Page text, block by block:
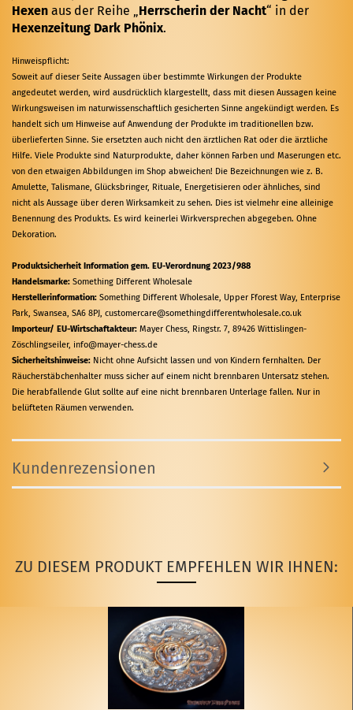
Hexen aus der Reihe „Herrscherin der Nacht“ in der
Hexenzeitung Dark Phönix.
Hinweispflicht:
Soweit auf dieser Seite Aussagen über bestimmte Wirkungen der Produkte
angedeutet werden, wird ausdrücklich klargestellt, dass mit diesen Aussagen keine
Wirkungsweisen im naturwissenschaftlich gesicherten Sinne angekündigt werden. Es
handelt sich um Hinweise auf Anwendung der Produkte im traditionellen bzw.
überlieferten Sinne. Sie ersetzten auch nicht den ärztlichen Rat oder die ärztliche
Hilfe. Viele Produkte sind Naturprodukte, daher können Farben und Maserungen etc.
von den etwaigen Abbildungen im Shop abweichen! Die Bezeichnungen wie z. B.
Amulette, Talismane, Glücksbringer, Rituale, Energetisieren oder ähnliches, sind
nicht als Aussage über deren Wirksamkeit zu sehen. Dies ist vielmehr eine alleinige
Benennung des Produkts. Es wird keinerlei Wirkversprechen abgegeben. Ohne
Dekoration.
Produktsicherheit Information gem. EU-Verordnung 2023/988
Handelsmarke: Something Different Wholesale
Herstellerinformation: Something Different Wholesale, Upper Fforest Way, Enterprise
Park, Swansea, SA6 8PJ, customercare@somethingdifferentwholesale.co.uk
Importeur/ EU-Wirtschaftakteur: Mayer Chess, Ringstr. 7, 89426 Wittislingen-
Zöschlingseiler, info@mayer-chess.de
Sicherheitshinweise: Nicht ohne Aufsicht lassen und von Kindern fernhalten. Der
Räucherstäbchenhalter muss sicher auf einem nicht brennbaren Untersatz stehen.
Die herabfallende Glut sollte auf eine nicht brennbaren Unterlage fallen. Nur in
belüfteten Räumen verwenden.
Kundenrezensionen
ZU DIESEM PRODUKT EMPFEHLEN WIR IHNEN: